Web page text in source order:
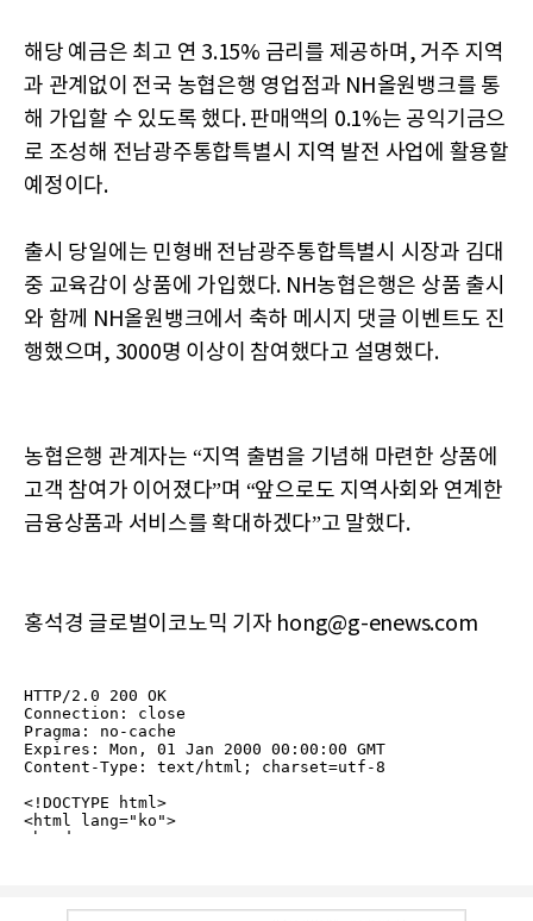
해당 예금은 최고 연 3.15% 금리를 제공하며, 거주 지역
과 관계없이 전국 농협은행 영업점과 NH올원뱅크를 통
해 가입할 수 있도록 했다. 판매액의 0.1%는 공익기금으
로 조성해 전남광주통합특별시 지역 발전 사업에 활용할
예정이다.
출시 당일에는 민형배 전남광주통합특별시 시장과 김대
중 교육감이 상품에 가입했다. NH농협은행은 상품 출시
와 함께 NH올원뱅크에서 축하 메시지 댓글 이벤트도 진
행했으며, 3000명 이상이 참여했다고 설명했다.
농협은행 관계자는 “지역 출범을 기념해 마련한 상품에
고객 참여가 이어졌다”며 “앞으로도 지역사회와 연계한
금융상품과 서비스를 확대하겠다”고 말했다.
홍석경 글로벌이코노믹 기자 hong@g-enews.com